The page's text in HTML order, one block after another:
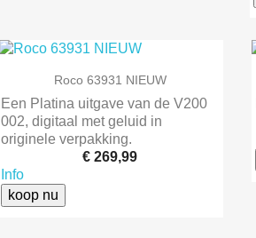
 Snel bekijken
Roco 63931 NIEUW
Een Platina uitgave van de V200
002, digitaal met geluid in
originele verpakking.
€ 269,99
Info
koop nu